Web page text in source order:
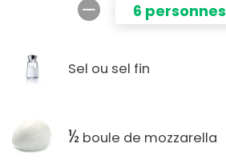
6 personnes
Sel ou sel fin
½ boule de mozzarella